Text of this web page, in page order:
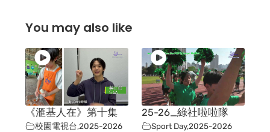
You may also like
《滙基人在》第十集
校園電視台,2025-2026
25-26_綠社啦啦隊
Sport Day,2025-2026